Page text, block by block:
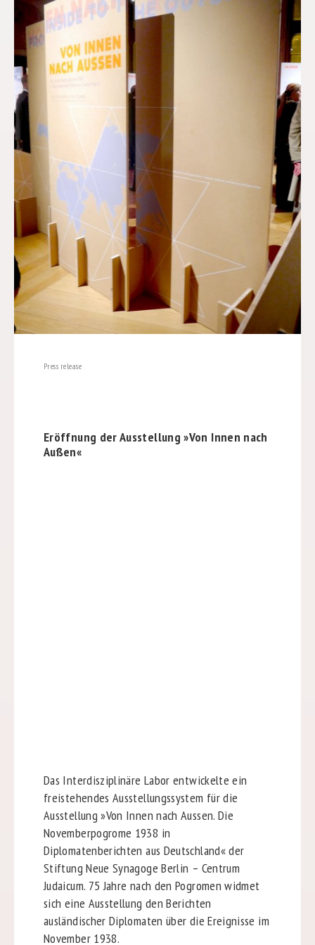
Press release
Eröffnung der Ausstellung »Von Innen nach
Außen«
Das Interdisziplinäre Labor entwickelte ein
freistehendes Ausstellungssystem für die
Ausstellung »Von Innen nach Aussen. Die
Novemberpogrome 1938 in
Diplomatenberichten aus Deutschland« der
Stiftung Neue Synagoge Berlin – Centrum
Judaicum. 75 Jahre nach den Pogromen widmet
sich eine Ausstellung den Berichten
ausländischer Diplomaten über die Ereignisse im
November 1938.